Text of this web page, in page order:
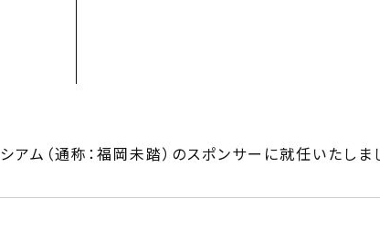
（通称：福岡未踏）のスポンサーに就任いたしま